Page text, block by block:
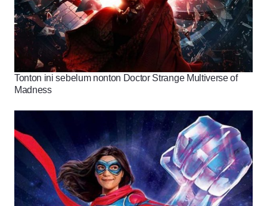
Tonton ini sebelum nonton Doctor Strange Multiverse of
Madness